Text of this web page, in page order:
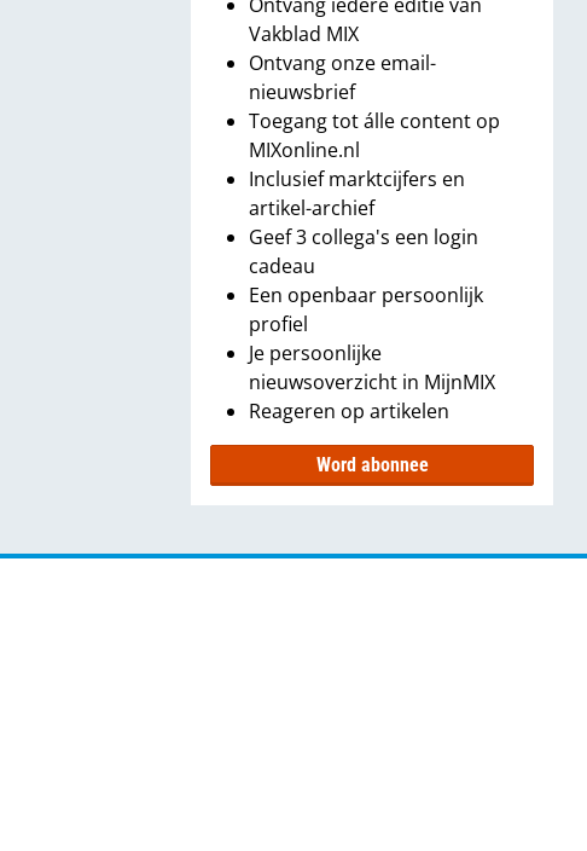
Vakblad MIX
Ontvang onze email-
nieuwsbrief
Toegang tot álle content op
MIXonline.nl
Inclusief marktcijfers en
artikel-archief
Geef 3 collega's een login
cadeau
Een openbaar persoonlijk
profiel
Je persoonlijke
nieuwsoverzicht in MijnMIX
Reageren op artikelen
Word abonnee